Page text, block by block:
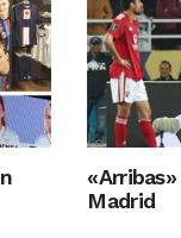
Madrid